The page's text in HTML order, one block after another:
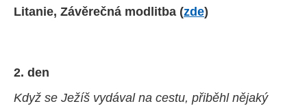
Litanie, Závěrečná modlitba (zde)
2. den
Když se Ježíš vydával na cestu, přiběhl nějaký